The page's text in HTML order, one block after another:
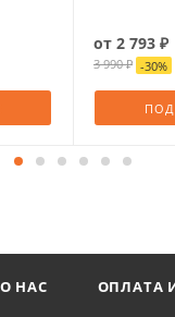
от 2 793 ₽
3 990 ₽ -30%
О НАС
ОПЛАТА